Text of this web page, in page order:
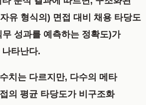
유 형식의) 면접 대비 채용 타당도
성과를 예측하는 정확도)가
타난다.
치는 다르지만, 다수의 메타
의 평균 타당도가 비구조화